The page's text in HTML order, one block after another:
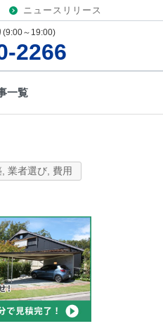
ニュースリリース
(9:00～19:00)
2266
一覧
業者選び 費用